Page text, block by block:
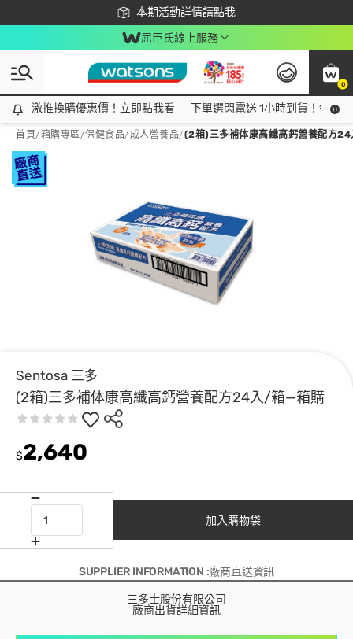
本期活動詳情請點我
下載app最高回饋$350
屈臣氏線上服務
0
激推換購優惠價！立即點我看
激推換購優惠價！立即點我看 下單選閃電送 1小時到貨！領神
首頁/箱購專區/保健食品/ 成人營養品/(2箱)三多補体康高纖高鈣營養配方
Sentosa 三多
(2箱)三多補体康高纖高鈣營養配方24入/箱—箱購
$2,640
加入購物袋
SUPPLIER INFORMATION :廠商直送資訊
三多士股份有限公司
廠商出貨詳細資訊